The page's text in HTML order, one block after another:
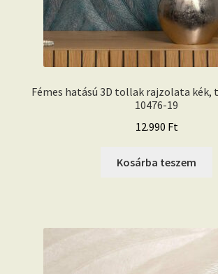
Fémes hatású 3D tollak rajzolata kék,
10476-19
12.990 Ft
Kosárba teszem